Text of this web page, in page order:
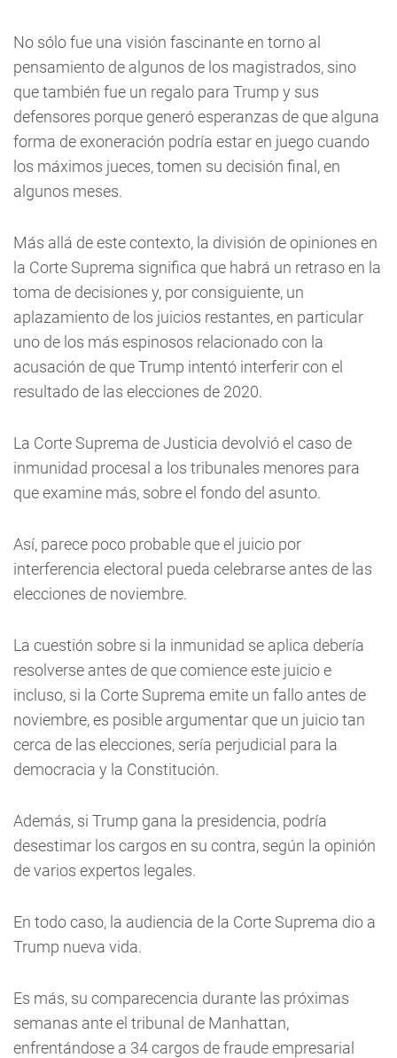
No sólo fue una visión fascinante en torno al
pensamiento de algunos de los magistrados, sino
que también fue un regalo para Trump y sus
defensores porque generó esperanzas de que alguna
forma de exoneración podría estar en juego cuando
los máximos jueces, tomen su decisión final, en
algunos meses.
Más allá de este contexto, la división de opiniones en
la Corte Suprema significa que habrá un retraso en la
toma de decisiones y, por consiguiente, un
aplazamiento de los juicios restantes, en particular
uno de los más espinosos relacionado con la
acusación de que Trump intentó interferir con el
resultado de las elecciones de 2020.
La Corte Suprema de Justicia devolvió el caso de
inmunidad procesal a los tribunales menores para
que examine más, sobre el fondo del asunto.
Así, parece poco probable que el juicio por
interferencia electoral pueda celebrarse antes de las
elecciones de noviembre.
La cuestión sobre si la inmunidad se aplica debería
resolverse antes de que comience este juicio e
incluso, si la Corte Suprema emite un fallo antes de
noviembre, es posible argumentar que un juicio tan
cerca de las elecciones, sería perjudicial para la
democracia y la Constitución.
Además, si Trump gana la presidencia, podría
desestimar los cargos en su contra, según la opinión
de varios expertos legales.
En todo caso, la audiencia de la Corte Suprema dio a
Trump nueva vida.
Es más, su comparecencia durante las próximas
semanas ante el tribunal de Manhattan,
enfrentándose a 34 cargos de fraude empresarial